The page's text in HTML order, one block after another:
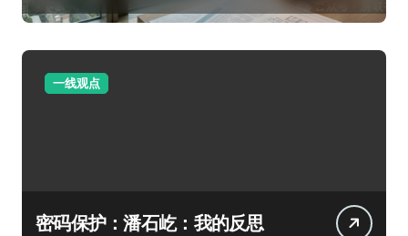
一线观点
密码保护：潘石屹：我的反思